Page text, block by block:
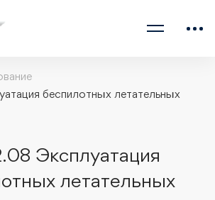
беспилотных летательных
Эксплуатация
летательных